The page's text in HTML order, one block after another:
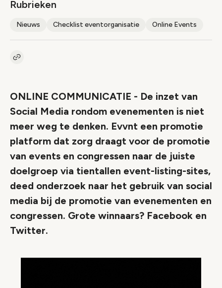
Rubrieken
Nieuws Checklist eventorganisatie Online Events
Kopieer link naar artikel
ONLINE COMMUNICATIE - De inzet van
Social Media rondom evenementen is niet
meer weg te denken. Evvnt een promotie
platform dat zorg draagt voor de promotie
van events en congressen naar de juiste
doelgroep via tientallen event-listing-sites,
deed onderzoek naar het gebruik van social
media bij de promotie van evenementen en
congressen. Grote winnaars? Facebook en
Twitter.